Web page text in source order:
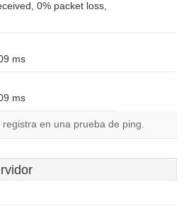
0% packet loss,
ms
ms
en una prueba de ping.